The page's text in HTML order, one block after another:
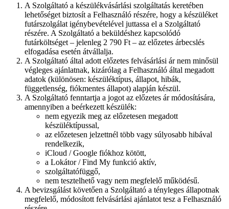
A Szolgáltató a készülékvásárlási szolgáltatás keretében
lehetőséget biztosít a Felhasználó részére, hogy a készüléket
futárszolgálat igénybevételével juttassa el a Szolgáltató
részére. A Szolgáltató a beküldéshez kapcsolódó
futárköltséget – jelenleg 2 790 Ft – az előzetes árbecslés
elfogadása esetén átvállalja.
A Szolgáltató által adott előzetes felvásárlási ár nem minősül
végleges ajánlatnak, kizárólag a Felhasználó által megadott
adatok (különösen: készüléktípus, állapot, hibák,
függetlenség, fiókmentes állapot) alapján készül.
A Szolgáltató fenntartja a jogot az előzetes ár módosítására,
amennyiben a beérkezett készülék:
nem egyezik meg az előzetesen megadott
készüléktípussal,
az előzetesen jelzettnél több vagy súlyosabb hibával
rendelkezik,
iCloud / Google fiókhoz kötött,
a Lokátor / Find My funkció aktív,
szolgáltatófüggő,
nem tesztelhető vagy nem megfelelő működésű.
A bevizsgálást követően a Szolgáltató a tényleges állapotnak
megfelelő, módosított felvásárlási ajánlatot tesz a Felhasználó